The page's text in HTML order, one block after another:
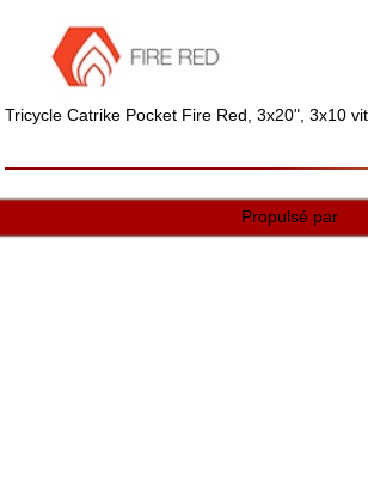
Tricycle Catrike Pocket Fire Red, 3x20", 3x10
Propulsé par